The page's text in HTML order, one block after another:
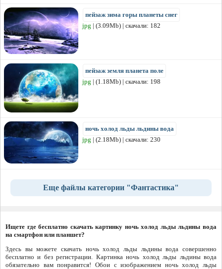
пейзаж зима горы планеты снег
jpg | (3.09Mb) | скачали: 182
пейзаж земля планета поле
jpg | (1.18Mb) | скачали: 198
ночь холод льды льдины вода
jpg | (2.18Mb) | скачали: 230
Еще файлы категории "Фантастика"
Ищете где бесплатно скачать картинку ночь холод льды льдины вода
на смартфон или планшет?
Здесь вы можете скачать ночь холод льды льдины вода совершенно
бесплатно и без регистрации. Картинка ночь холод льды льдины вода
обязательно вам понравится! Обои с изображением ночь холод льды